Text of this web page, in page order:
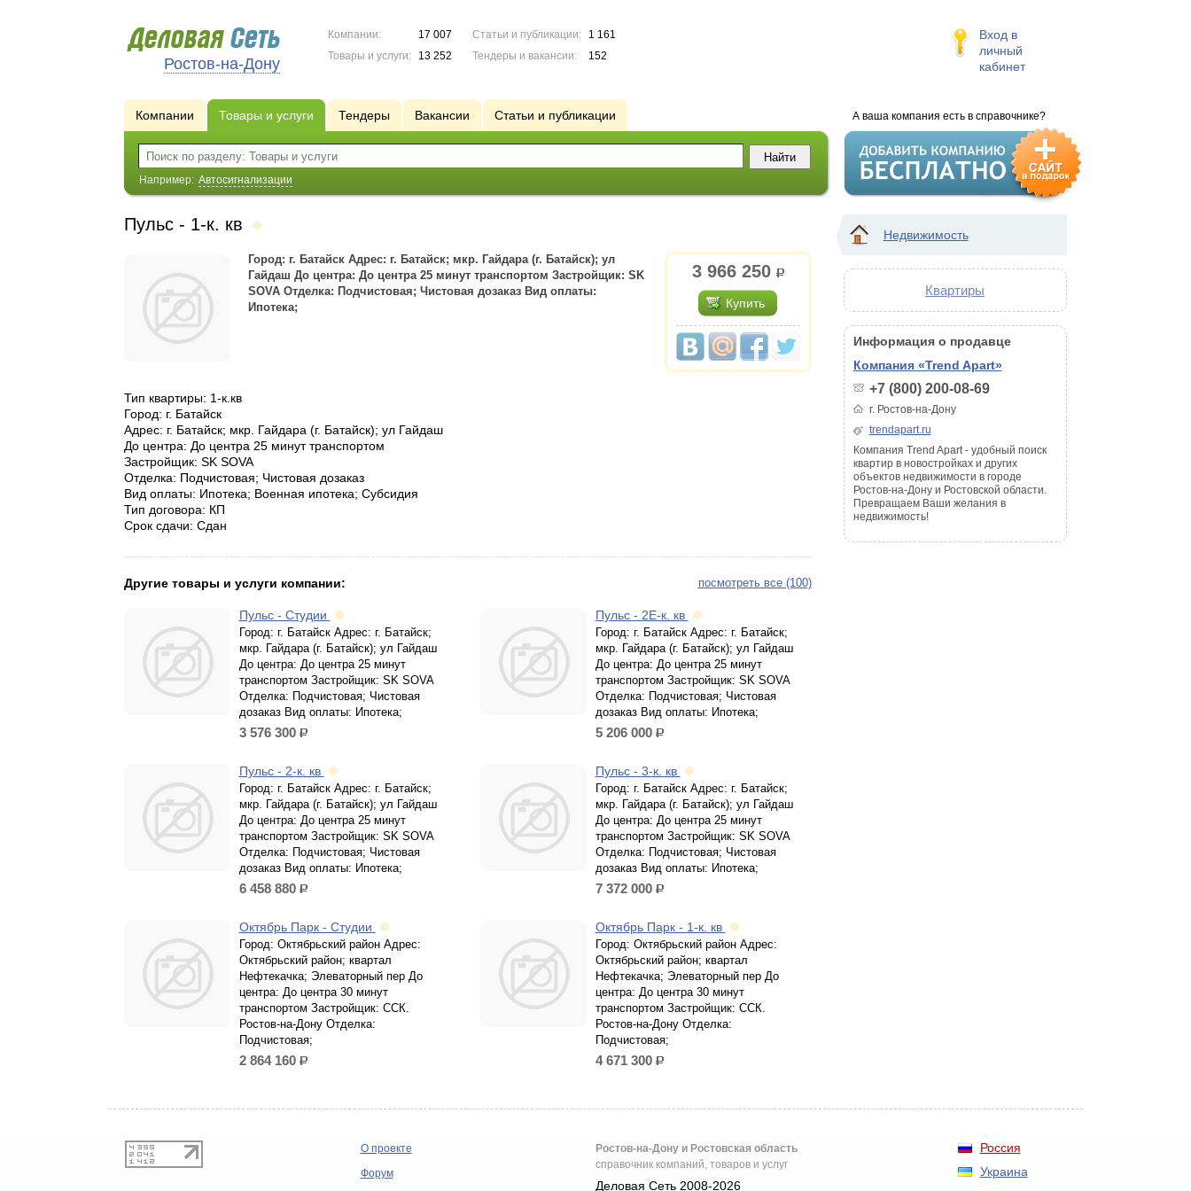
Ростов-на-Дону
Компании:
17 007
Товары и услуги:
13 252
Статьи и публикации:
1 161
Тендеры и вакансии:
152
Вход в
личный
кабинет
А ваша компания есть в справочнике?
Компании Товары и услуги Тендеры Вакансии Статьи и публикации
Например: Автосигнализации
Пульс - 1-к. кв
3 966 250 р.
Купить
Город: г. Батайск Адрес: г. Батайск; мкр. Гайдара (г. Батайск); ул
Гайдаш До центра: До центра 25 минут транспортом Застройщик: SK
SOVA Отделка: Подчистовая; Чистовая дозаказ Вид оплаты:
Ипотека;
Тип квартиры: 1-к.кв
Город: г. Батайск
Адрес: г. Батайск; мкр. Гайдара (г. Батайск); ул Гайдаш
До центра: До центра 25 минут транспортом
Застройщик: SK SOVA
Отделка: Подчистовая; Чистовая дозаказ
Вид оплаты: Ипотека; Военная ипотека; Субcидия
Тип договора: КП
Срок сдачи: Сдан
посмотреть все (100)
Другие товары и услуги компании:
Пульс - Студии
Город: г. Батайск Адрес: г. Батайск;
мкр. Гайдара (г. Батайск); ул Гайдаш
До центра: До центра 25 минут
транспортом Застройщик: SK SOVA
Отделка: Подчистовая; Чистовая
дозаказ Вид оплаты: Ипотека;
3 576 300 р.
Пульс - 2Е-к. кв
Город: г. Батайск Адрес: г. Батайск;
мкр. Гайдара (г. Батайск); ул Гайдаш
До центра: До центра 25 минут
транспортом Застройщик: SK SOVA
Отделка: Подчистовая; Чистовая
дозаказ Вид оплаты: Ипотека;
5 206 000 р.
Пульс - 2-к. кв
Город: г. Батайск Адрес: г. Батайск;
мкр. Гайдара (г. Батайск); ул Гайдаш
До центра: До центра 25 минут
транспортом Застройщик: SK SOVA
Отделка: Подчистовая; Чистовая
дозаказ Вид оплаты: Ипотека;
6 458 880 р.
Пульс - 3-к. кв
Город: г. Батайск Адрес: г. Батайск;
мкр. Гайдара (г. Батайск); ул Гайдаш
До центра: До центра 25 минут
транспортом Застройщик: SK SOVA
Отделка: Подчистовая; Чистовая
дозаказ Вид оплаты: Ипотека;
7 372 000 р.
Октябрь Парк - Студии
Город: Октябрьский район Адрес:
Октябрьский район; квартал
Нефтекачка; Элеваторный пер До
центра: До центра 30 минут
транспортом Застройщик: ССК.
Ростов-на-Дону Отделка:
Подчистовая;
2 864 160 р.
Октябрь Парк - 1-к. кв
Город: Октябрьский район Адрес:
Октябрьский район; квартал
Нефтекачка; Элеваторный пер До
центра: До центра 30 минут
транспортом Застройщик: ССК.
Ростов-на-Дону Отделка:
Подчистовая;
4 671 300 р.
Недвижимость
Квартиры
Информация о продавце
Компания «Trend Apart»
+7 (800) 200-08-69
г. Ростов-на-Дону
trendapart.ru
Компания Trend Apart - удобный поиск
квартир в новостройках и других
объектов недвижимости в городе
Ростов-на-Дону и Ростовской области.
Превращаем Ваши желания в
недвижимость!
Россия
Украина
О проекте
Форум
Ростов-на-Дону и Ростовская область
справочник компаний, товаров и услуг
Деловая Сеть 2008-2026